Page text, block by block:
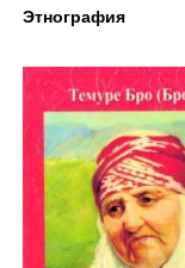
Этнография